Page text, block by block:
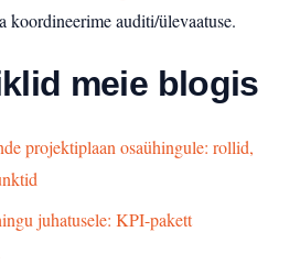
koordineerime auditi/ülevaatuse.
meie blogis
projektiplaan osaühingule: rollid,
juhatusele: KPI-pakett